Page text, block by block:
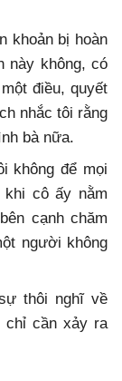
khoản bị hoàn
này không, có
điều, quyết
nhắc tôi rằng
bà nữa.
không để mọi
cô ấy nằm
cạnh chăm
người không
thôi nghĩ về
chỉ cần xảy ra